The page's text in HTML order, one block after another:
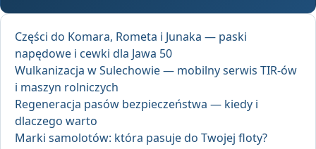
Części do Komara, Rometa i Junaka — paski
napędowe i cewki dla Jawa 50
Wulkanizacja w Sulechowie — mobilny serwis TIR-ów
i maszyn rolniczych
Regeneracja pasów bezpieczeństwa — kiedy i
dlaczego warto
Marki samolotów: która pasuje do Twojej floty?